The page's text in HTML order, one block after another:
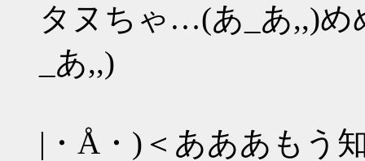
タヌちゃ…(あ_あ,,)
_あ,,)
|・Å・)＜あああもう